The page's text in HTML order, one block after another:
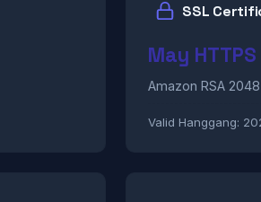
SSL
May HTTPS
Amazon RSA
Valid Hanggang: